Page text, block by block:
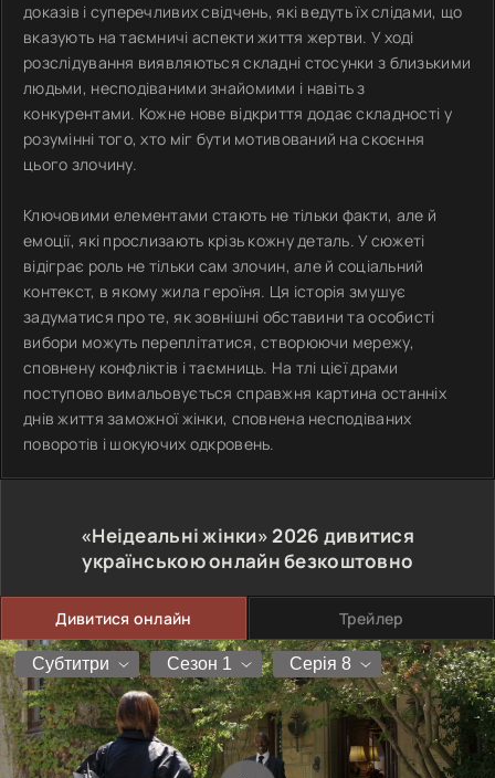
доказів і суперечливих свідчень, які ведуть їх слідами, що
вказують на таємничі аспекти життя жертви. У ході
розслідування виявляються складні стосунки з близькими
людьми, несподіваними знайомими і навіть з
конкурентами. Кожне нове відкриття додає складності у
розумінні того, хто міг бути мотивований на скоєння
цього злочину.
Ключовими елементами стають не тільки факти, але й
емоції, які прослизають крізь кожну деталь. У сюжеті
відіграє роль не тільки сам злочин, але й соціальний
контекст, в якому жила героїня. Ця історія змушує
задуматися про те, як зовнішні обставини та особисті
вибори можуть переплітатися, створюючи мережу,
сповнену конфліктів і таємниць. На тлі цієї драми
поступово вимальовується справжня картина останніх
днів життя заможної жінки, сповнена несподіваних
поворотів і шокуючих одкровень.
«Неідеальні жінки»2026 дивитися
українською онлайн безкоштовно
Дивитися онлайн Трейлер